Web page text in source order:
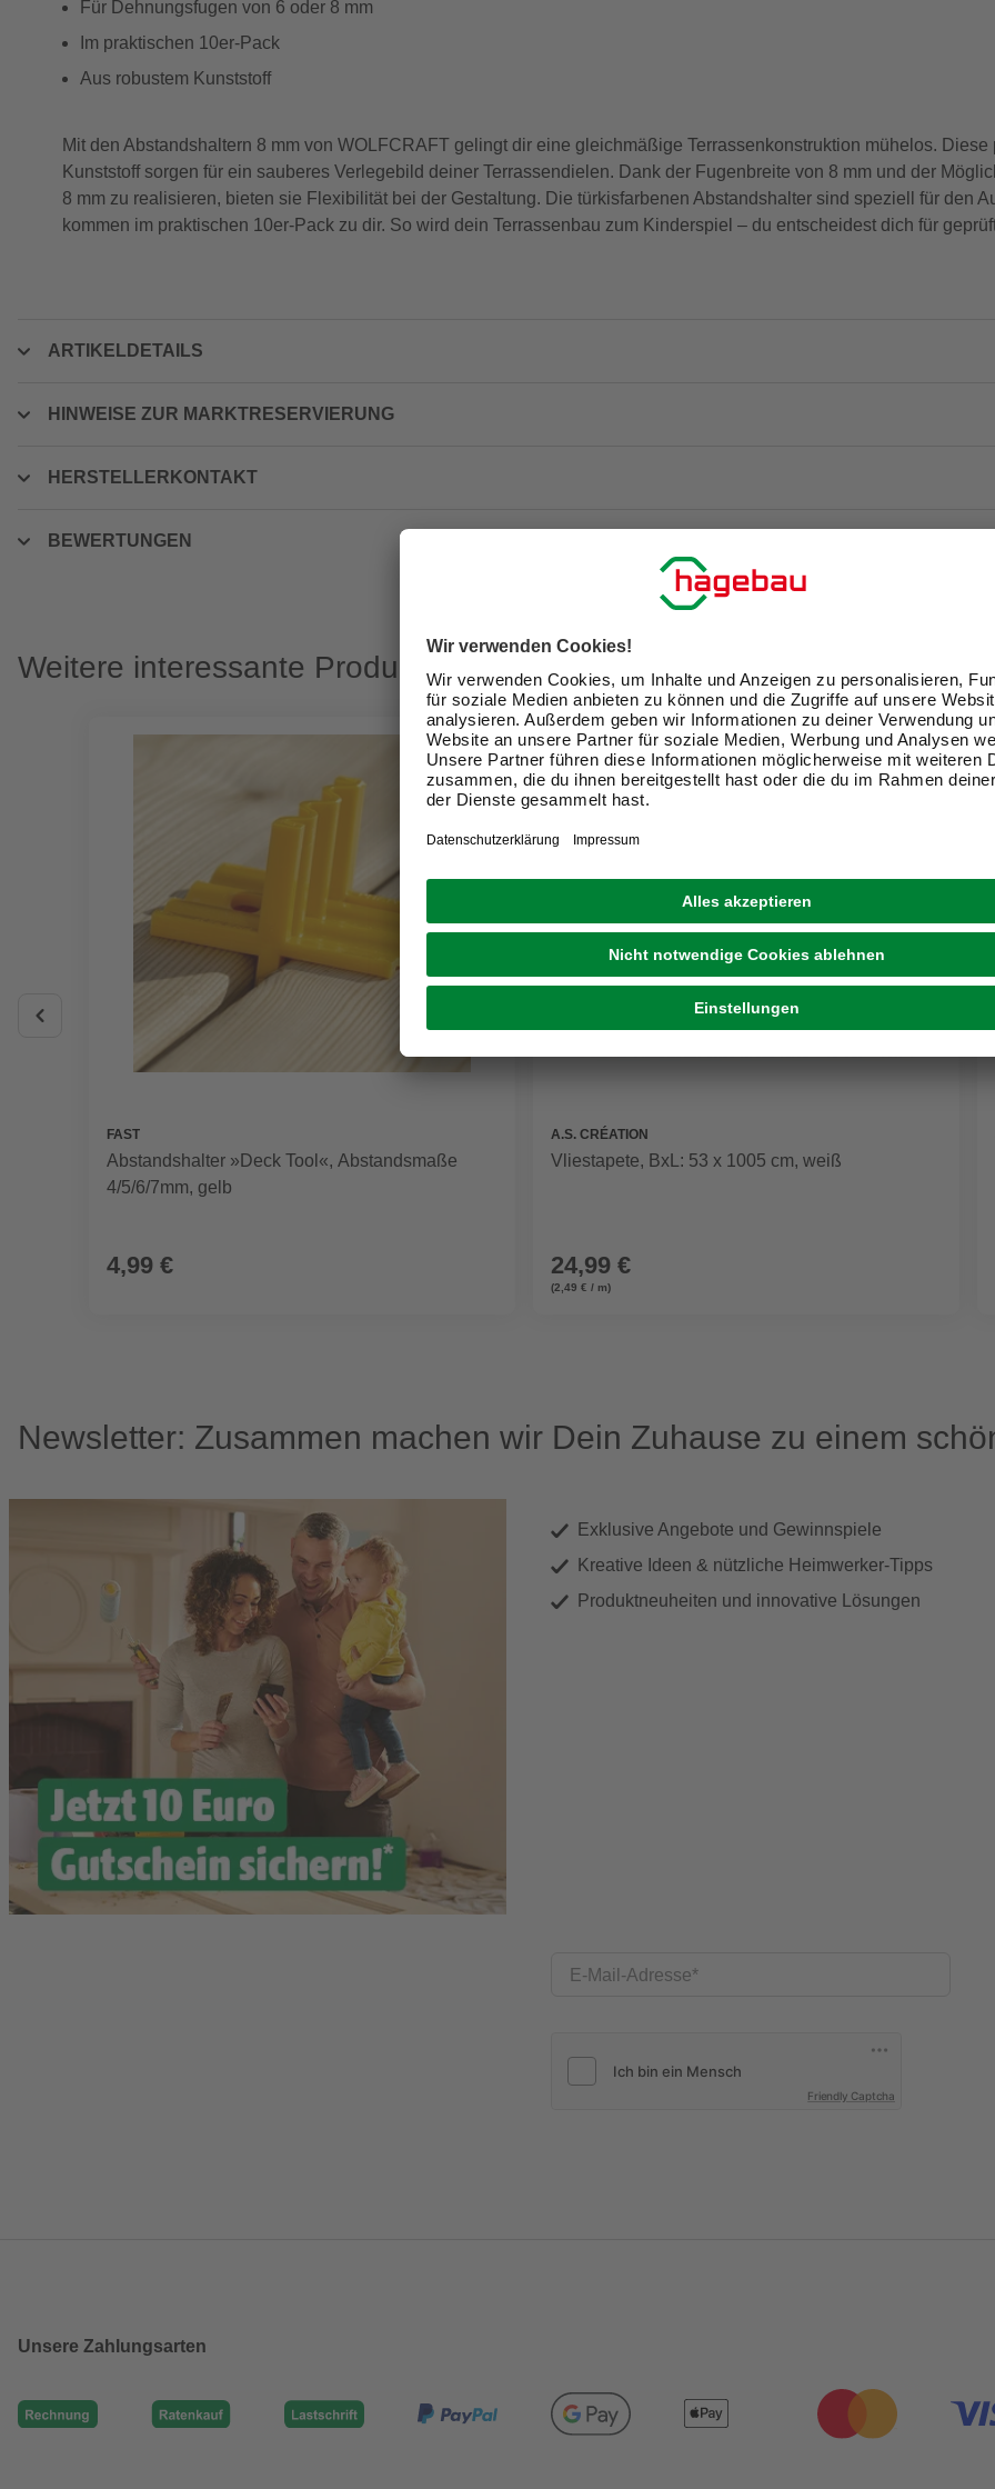
Für Dehnungsfugen von 6 oder 8 mm
Im praktischen 10er-Pack
Aus robustem Kunststoff
Mit den Abstandshaltern 8 mm von WOLFCRAFT gelingt dir eine gleichmäßige Terrassenkonstruktion mühelos.
Kunststoff sorgen für ein sauberes Verlegebild deiner Terrassendielen. Dank der Fugenbreite von 8 mm und der
8 mm zu realisieren, bieten sie Flexibilität bei der Gestaltung. Die türkisfarbenen Abstandshalter sind speziell für den
kommen im praktischen 10er-Pack zu dir. So wird dein Terrassenbau zum Kinderspiel – du entscheidest dich für
ARTIKELDETAILS
HINWEISE ZUR MARKTRESERVIERUNG
HERSTELLERKONTAKT
BEWERTUNGEN
Weitere interessante Produkte
FAST
Abstandshalter »Deck Tool«, Abstandsmaße
4/5/6/7mm, gelb
4,99 €
A.S. CRÉATION
Vliestapete, BxL: 53 x 1005 cm, weiß
24,99 €
(2,49 € / m)
Newsletter: Zusammen machen wir Dein Zuhause zu einem
Exklusive Angebote und Gewinnspiele
Kreative Ideen & nützliche Heimwerker-Tipps
Produktneuheiten und innovative Lösungen
E-Mail-Adresse
Friendly Captcha
Unsere Zahlungsarten